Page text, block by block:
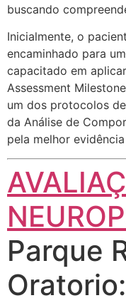
buscando
Inicialmente, o
encaminhado para
capacitado em
Assessment
um dos protocolos
da Análise de
pela melhor
Parque
Oratorio: